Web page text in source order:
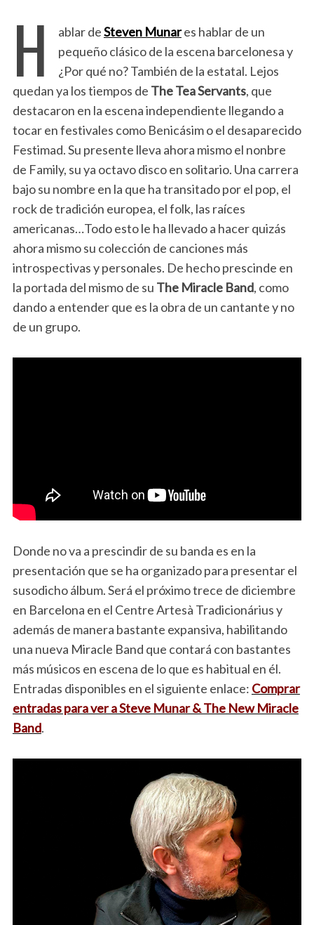
H ablar deSteven Munares hablar de un
pequeño clásico de la escena barcelonesa y
¿Por qué no? También de la estatal. Lejos
quedan ya los tiempos de The Tea Servants, que
destacaron en la escena independiente llegando a
tocar en festivales como Benicásim o el desaparecido
Festimad. Su presente lleva ahora mismo el nonbre
de Family, su ya octavo disco en solitario. Una carrera
bajo su nombre en la que ha transitado por el pop, el
rock de tradición europea, el folk, las raíces
americanas…Todo esto le ha llevado a hacer quizás
ahora mismo su colección de canciones más
introspectivas y personales. De hecho prescinde en
la portada del mismo de su The Miracle Band, como
dando a entender que es la obra de un cantante y no
de un grupo.
Donde no va a prescindir de su banda es en la
presentación que se ha organizado para presentar el
susodicho álbum. Será el próximo trece de diciembre
en Barcelona en el Centre Artesà Tradicionárius y
además de manera bastante expansiva, habilitando
una nueva Miracle Band que contará con bastantes
más músicos en escena de lo que es habitual en él.
Entradas disponibles en el siguiente enlace: Comprar
entradas para ver a Steve Munar & The New Miracle
Band.